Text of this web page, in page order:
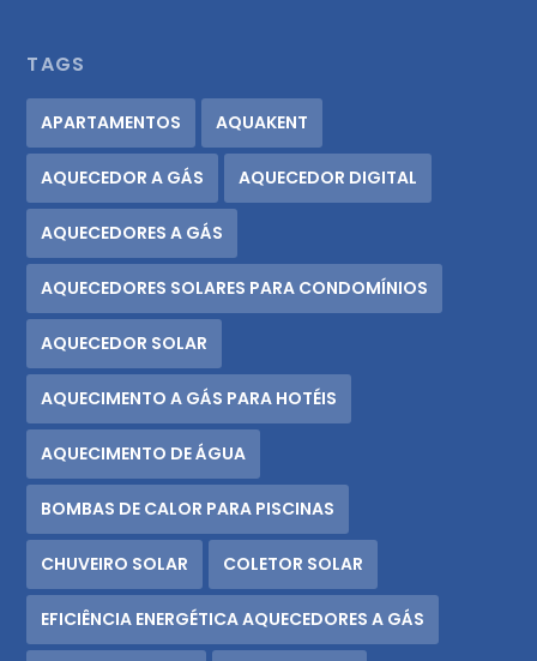
TAGS
APARTAMENTOS AQUAKENT
AQUECEDOR A GÁS AQUECEDOR DIGITAL
AQUECEDORES A GÁS
AQUECEDORES SOLARES PARA CONDOMÍNIOS
AQUECEDOR SOLAR
AQUECIMENTO A GÁS PARA HOTÉIS
AQUECIMENTO DE ÁGUA
BOMBAS DE CALOR PARA PISCINAS
CHUVEIRO SOLAR COLETOR SOLAR
EFICIÊNCIA ENERGÉTICA AQUECEDORES A GÁS